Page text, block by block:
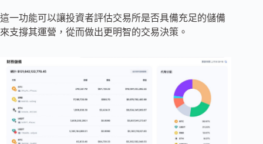
這一功能可以讓投資者評估交易所是否具備充足的儲備
來支撐其運營，從而做出更明智的交易決策。